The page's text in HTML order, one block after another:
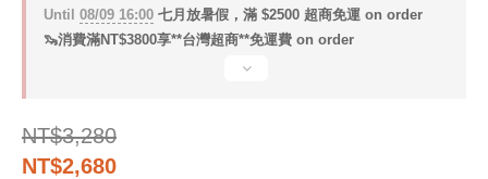
Until 08/09 16:00 七月放暑假，滿 $2500 超商免運 on order
🦦消費滿NT$3800享**台灣超商**免運費 on order
NT$3,280
NT$2,680